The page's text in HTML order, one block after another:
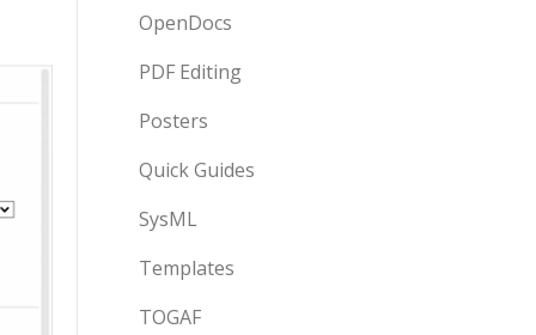
OpenDocs
PDF Editing
Posters
Quick Guides
SysML
Templates
TOGAF